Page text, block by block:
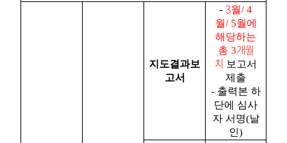
지도결과보
고서
- 3월/ 4
월/ 5월에
해당하는
총 3개월
치 보고서
제출
- 출력본 하
단에 심사
자 서명(날
인 )